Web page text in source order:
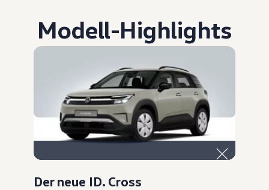
Modell-Highlights
Der neue ID. Cross